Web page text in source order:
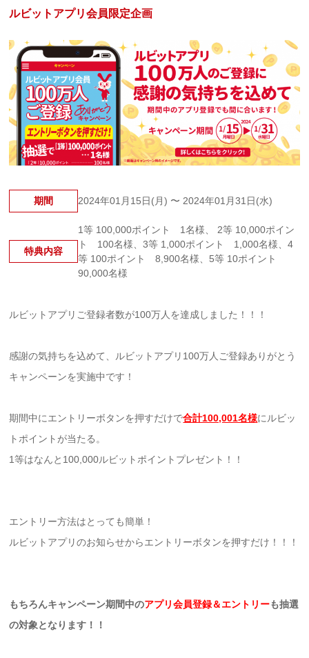
ルビットアプリ会員限定企画
期間 2024年01月15日(月) 〜 2024年01月31日(水)
特典内容
1等 100,000ポイント 1名様、 2等 10,000ポイン
ト 100名様、3等 1,000ポイント 1,000名様、4
等 100ポイント 8,900名様、5等 10ポイント
90,000名様
ルビットアプリご登録者数が100万人を達成しました！！！
感謝の気持ちを込めて、ルビットアプリ100万人ご登録ありがとう
キャンペーンを実施中です！
期間中にエントリーボタンを押すだけで合計100,001名様にルビッ
トポイントが当たる。
1等はなんと100,000ルビットポイントプレゼント！！
エントリー方法はとっても簡単！
ルビットアプリのお知らせからエントリーボタンを押すだけ！！！
もちろんキャンペーン期間中のアプリ会員登録＆エントリーも抽選
の対象となります！！